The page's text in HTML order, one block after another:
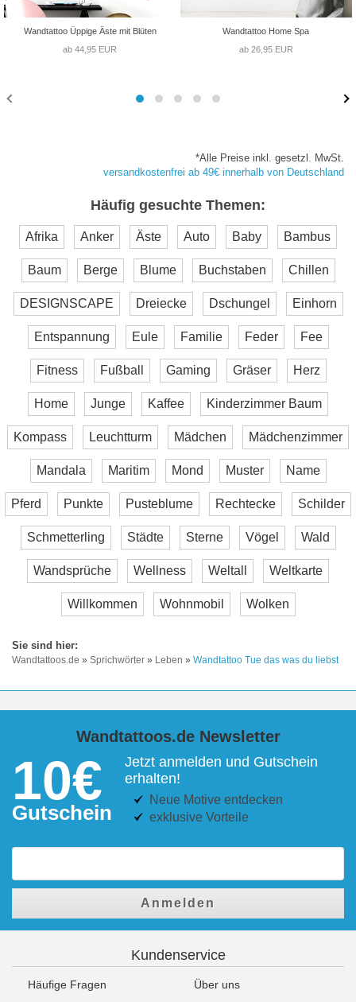
Wandtattoo Üppige Äste mit Blüten
ab 44,95 EUR
Wandtattoo Home Spa
ab 26,95 EUR
*Alle Preise inkl. gesetzl. MwSt.
versandkostenfrei ab 49€ innerhalb von Deutschland
Häufig gesuchte Themen:
Afrika Anker Äste Auto Baby Bambus
Baum Berge Blume Buchstaben Chillen
DESIGNSCAPE Dreiecke Dschungel Einhorn
Entspannung Eule Familie Feder Fee
Fitness Fußball Gaming Gräser Herz
Home Junge Kaffee Kinderzimmer Baum
Kompass Leuchtturm Mädchen Mädchenzimmer
Mandala Maritim Mond Muster Name
Pferd Punkte Pusteblume Rechtecke Schilder
Schmetterling Städte Sterne Vögel Wald
Wandsprüche Wellness Weltall Weltkarte
Willkommen Wohnmobil Wolken
Wandtattoos.de » Sprichwörter » Leben » Wandtattoo Tue das was du liebst
Wandtattoos.de Newsletter
10€
Gutschein
Jetzt anmelden und Gutschein
erhalten!
Neue Motive entdecken
exklusive Vorteile
Anmelden
Kundenservice
Häufige Fragen
Über uns